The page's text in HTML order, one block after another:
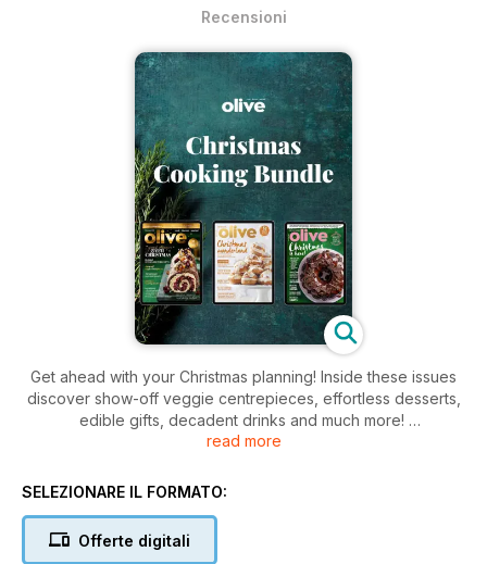
Recensioni
Get ahead with your Christmas planning! Inside these issues
discover show-off veggie centrepieces, effortless desserts,
edible gifts, decadent drinks and much more!
2019 (£13.47)
read more
SELEZIONARE IL FORMATO:
Offerte digitali